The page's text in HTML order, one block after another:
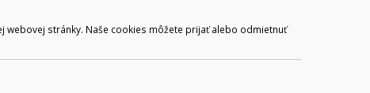
webovej stránky. Naše cookies môžete prijať alebo odmietnuť
Slovakia (Slovak Republic)